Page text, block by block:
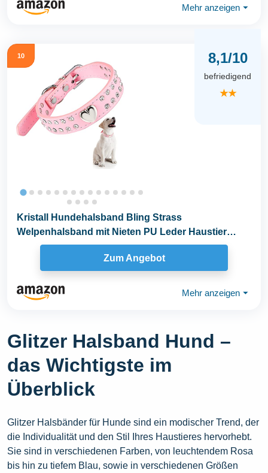
Mehr anzeigen ⏷
10 8,1/10
befriedigend
★★
Kristall Hundehalsband Bling Strass
Welpenhalsband mit Nieten PU Leder Haustier
Halsband...
Zum Angebot
Mehr anzeigen ⏷
Glitzer Halsband Hund –
das Wichtigste im
Überblick
Glitzer Halsbänder für Hunde sind ein modischer Trend, der
die Individualität und den Stil Ihres Haustieres hervorhebt.
Sie sind in verschiedenen Farben, von leuchtendem Rosa
bis hin zu tiefem Blau, sowie in verschiedenen Größen